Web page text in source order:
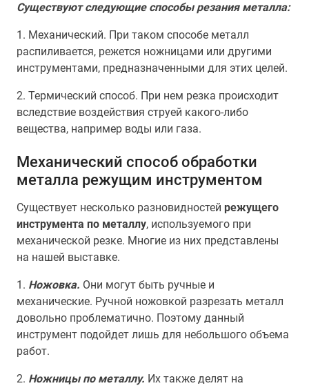
Существуют следующие способы резания металла:
1. Механический. При таком способе металл
распиливается, режется ножницами или другими
инструментами, предназначенными для этих целей.
2. Термический способ. При нем резка происходит
вследствие воздействия струей какого-либо
вещества, например воды или газа.
Механический способ обработки
металла режущим инструментом
Существует несколько разновидностей режущего
инструмента по металлу, используемого при
механической резке. Многие из них представлены
на нашей выставке.
1. Ножовка. Они могут быть ручные и
механические. Ручной ножовкой разрезать металл
довольно проблематично. Поэтому данный
инструмент подойдет лишь для небольшого объема
работ.
2. Ножницы по металлу. Их также делят на